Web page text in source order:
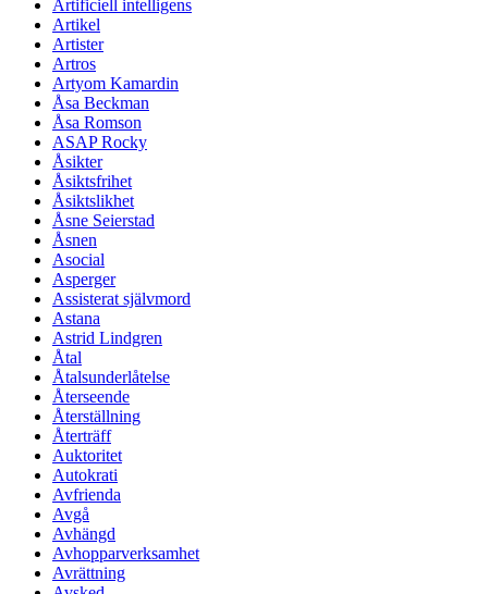
Artificiell intelligens
Artikel
Artister
Artros
Artyom Kamardin
Åsa Beckman
Åsa Romson
ASAP Rocky
Åsikter
Åsiktsfrihet
Åsiktslikhet
Åsne Seierstad
Åsnen
Asocial
Asperger
Assisterat självmord
Astana
Astrid Lindgren
Åtal
Åtalsunderlåtelse
Återseende
Återställning
Återträff
Auktoritet
Autokrati
Avfrienda
Avgå
Avhängd
Avhopparverksamhet
Avrättning